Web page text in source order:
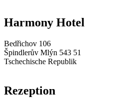
Harmony Hotel
Bedřichov 106
Špindlerův Mlýn 543 51
Tschechische Republik
Rezeption